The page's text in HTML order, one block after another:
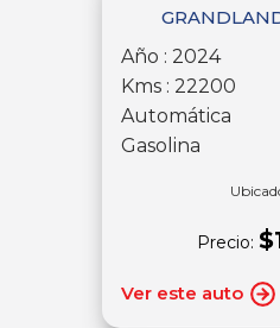
Año : 2024
Kms : 22200
Automática
Gasolina
Precio:
Ver este auto